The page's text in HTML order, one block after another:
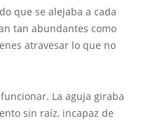
que se alejaba a cada
tan abundantes como
atravesar lo que no
La aguja giraba
sin raíz, incapaz de